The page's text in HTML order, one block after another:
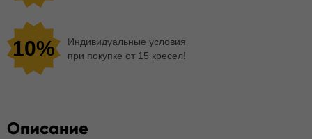
10%
Индивидуальные условия
при покупке от 15 кресел!
Описание